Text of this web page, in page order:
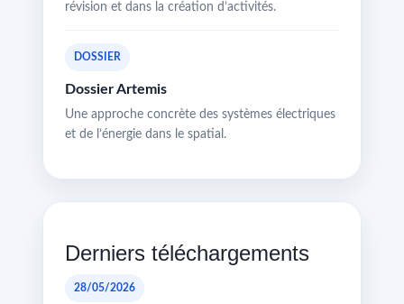
révision et dans la création d’activités.
DOSSIER
Dossier Artemis
Une approche concrète des systèmes électriques
et de l’énergie dans le spatial.
Derniers téléchargements
28/05/2026